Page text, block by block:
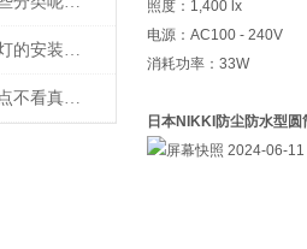
这篇文章告诉你机床照明灯的安装以及应用
机械LED照明灯的这些优点不看真的不知道
照度：1,400 lx
电源：AC100 - 240V
消耗功率：33W
日本NIKKI防尘防水型